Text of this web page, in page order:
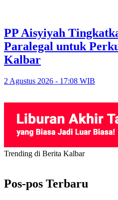
PP Aisyiyah
Paralegal untuk
Kalbar
2 Agustus 2026 - 17:08 WIB
Trending di Berita Kalbar
Pos-pos Terbaru